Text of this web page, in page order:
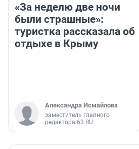
«За неделю две ночи
были страшные»:
туристка рассказала об
отдыхе в Крыму
Александра Исмайлова
заместитель главного
редактора 63.RU